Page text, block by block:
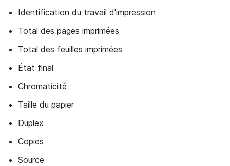
Identification du travail d'impression
Total des pages imprimées
Total des feuilles imprimées
État final
Chromaticité
Taille du papier
Duplex
Copies
Source